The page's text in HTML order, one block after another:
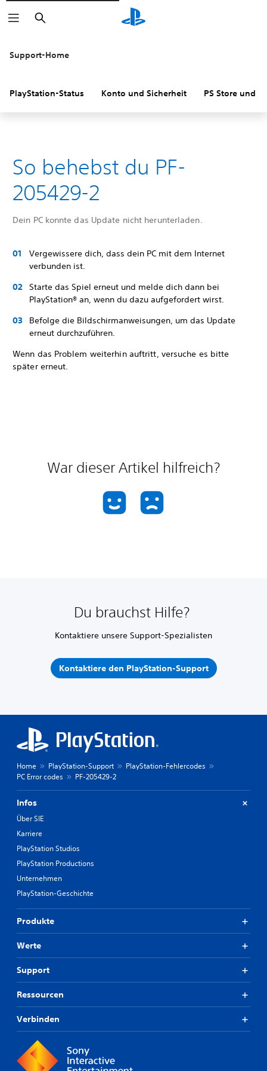
Suchen
Support-Home
PlayStation-Status Konto und Sicherheit PS Store und
So behebst du PF-
205429-2
Dein PC konnte das Update nicht herunterladen.
Vergewissere dich, dass dein PC mit dem Internet
verbunden ist.
Starte das Spiel erneut und melde dich dann bei
PlayStation® an, wenn du dazu aufgefordert wirst.
Befolge die Bildschirmanweisungen, um das Update
erneut durchzuführen.
Wenn das Problem weiterhin auftritt, versuche es bitte
später erneut.
War dieser Artikel hilfreich?
Du brauchst Hilfe?
Kontaktiere unsere Support-Spezialisten
Kontaktiere den PlayStation-Support
Home PlayStation-Support
PlayStation-Fehlercodes
PC Error codes
PF-205429-2
Infos
Über SIE
Karriere
PlayStation Studios
PlayStation Productions
Unternehmen
PlayStation-Geschichte
Produkte
Werte
Support
Ressourcen
Verbinden